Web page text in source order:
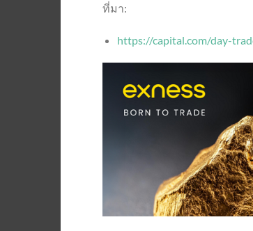
ที่มา:
https://capital.com/day-